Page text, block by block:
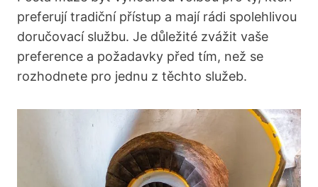
preferují tradiční přístup a mají rádi spolehlivou
doručovací službu. Je důležité zvážit vaše
preference a požadavky před tím, než se
rozhodnete pro jednu z těchto služeb.